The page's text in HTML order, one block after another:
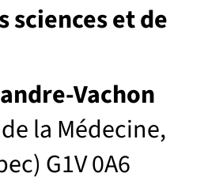
Vachon
la Médecine,
G1V 0A6
sciences et de